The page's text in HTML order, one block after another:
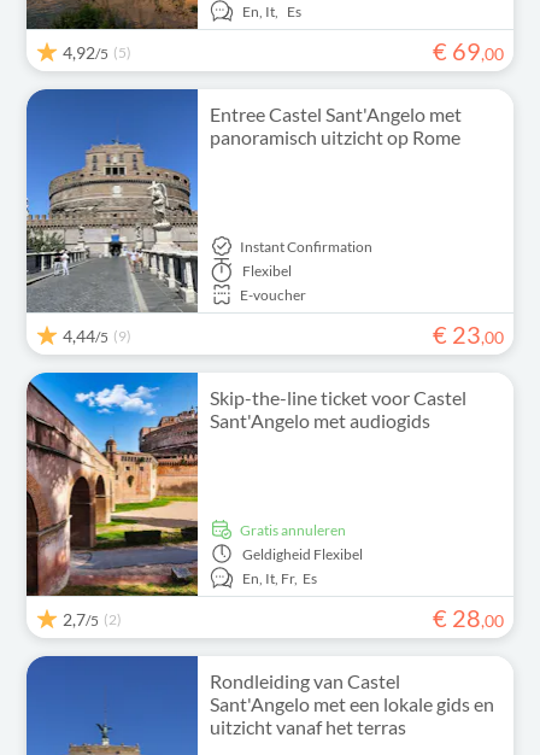
En, It, Es
4,92/5 (5) € 69,00
Entree Castel Sant'Angelo met
panoramisch uitzicht op Rome
Instant Confirmation
Flexibel
E-voucher
4,44/5 (9) € 23,00
Skip-the-line ticket voor Castel
Sant'Angelo met audiogids
Gratis annuleren
Geldigheid Flexibel
En, It, Fr, Es
2,7/5 (2) € 28,00
Rondleiding van Castel
Sant'Angelo met een lokale gids en
uitzicht vanaf het terras